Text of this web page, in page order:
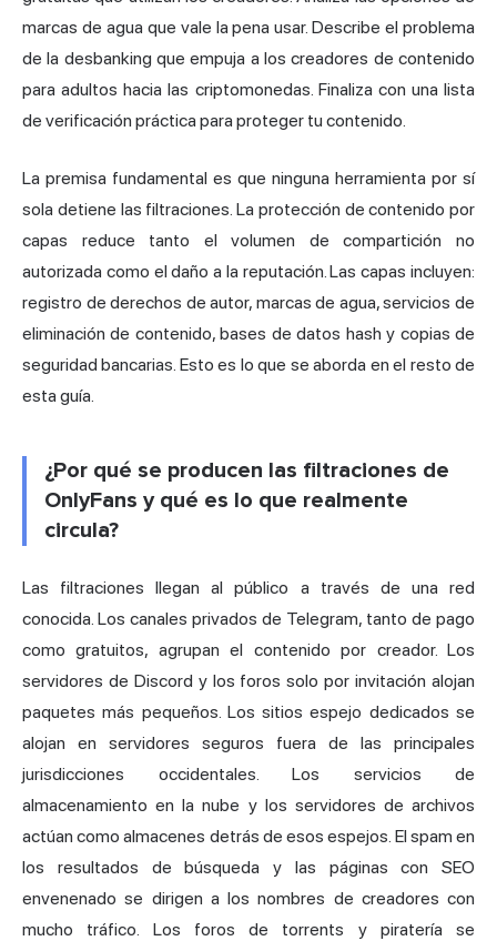
marcas de agua que vale la pena usar. Describe el problema
de la desbanking que empuja a los creadores de contenido
para adultos hacia las criptomonedas. Finaliza con una lista
de verificación práctica para proteger tu contenido.
La premisa fundamental es que ninguna herramienta por sí
sola detiene las filtraciones. La protección de contenido por
capas reduce tanto el volumen de compartición no
autorizada como el daño a la reputación. Las capas incluyen:
registro de derechos de autor, marcas de agua, servicios de
eliminación de contenido, bases de datos hash y copias de
seguridad bancarias. Esto es lo que se aborda en el resto de
esta guía.
¿Por qué se producen las filtraciones de
OnlyFans y qué es lo que realmente
circula?
Las filtraciones llegan al público a través de una red
conocida. Los canales privados de Telegram, tanto de pago
como gratuitos, agrupan el contenido por creador. Los
servidores de Discord y los foros solo por invitación alojan
paquetes más pequeños. Los sitios espejo dedicados se
alojan en servidores seguros fuera de las principales
jurisdicciones occidentales. Los servicios de
almacenamiento en la nube y los servidores de archivos
actúan como almacenes detrás de esos espejos. El spam en
los resultados de búsqueda y las páginas con SEO
envenenado se dirigen a los nombres de creadores con
mucho tráfico. Los foros de torrents y piratería se